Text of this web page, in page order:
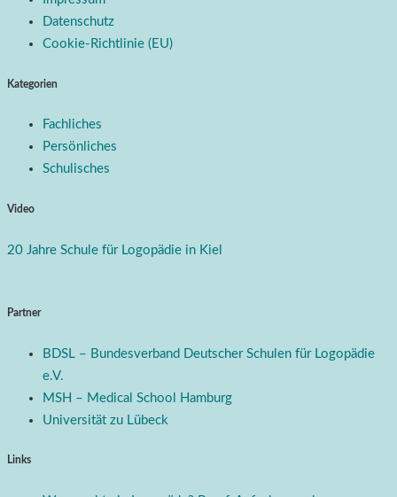
Datenschutz
Cookie-Richtlinie (EU)
Kategorien
Fachliches
Persönliches
Schulisches
Video
20 Jahre Schule für Logopädie in Kiel
Partner
BDSL – Bundesverband Deutscher Schulen für Logopädie
e.V.
MSH – Medical School Hamburg
Universität zu Lübeck
Links